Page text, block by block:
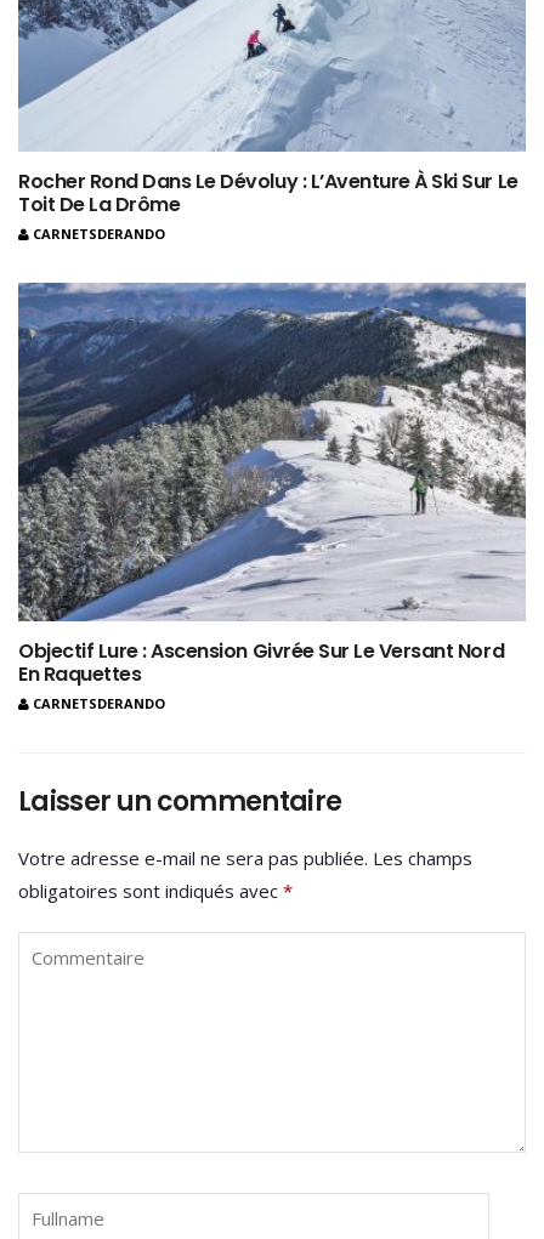
Rocher Rond Dans Le Dévoluy : L’Aventure À Ski Sur Le
Toit De La Drôme
CARNETSDERANDO
Objectif Lure : Ascension Givrée Sur Le Versant Nord
En Raquettes
CARNETSDERANDO
Laisser un commentaire
Votre adresse e-mail ne sera pas publiée. Les champs
obligatoires sont indiqués avec *